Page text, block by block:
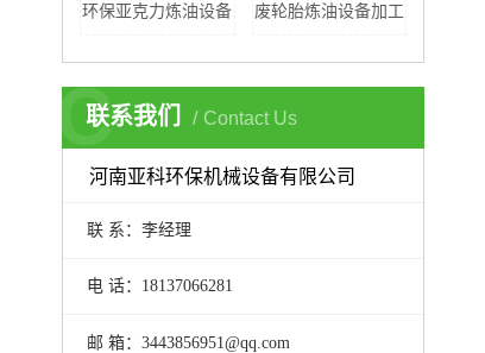
环保亚克力炼油设备 废轮胎炼油设备加工
联系我们 Contact Us
C
河南亚科环保机械设备有限公司
联 系：李经理
电 话：18137066281
邮 箱：3443856951@qq.com